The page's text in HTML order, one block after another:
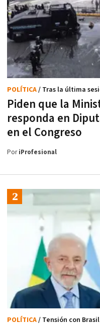
Piden que la
responda en
en el Congreso
POLÍTICA/ Tras la última
PoriProfesional
POLÍTICA/ Tensión con Brasil